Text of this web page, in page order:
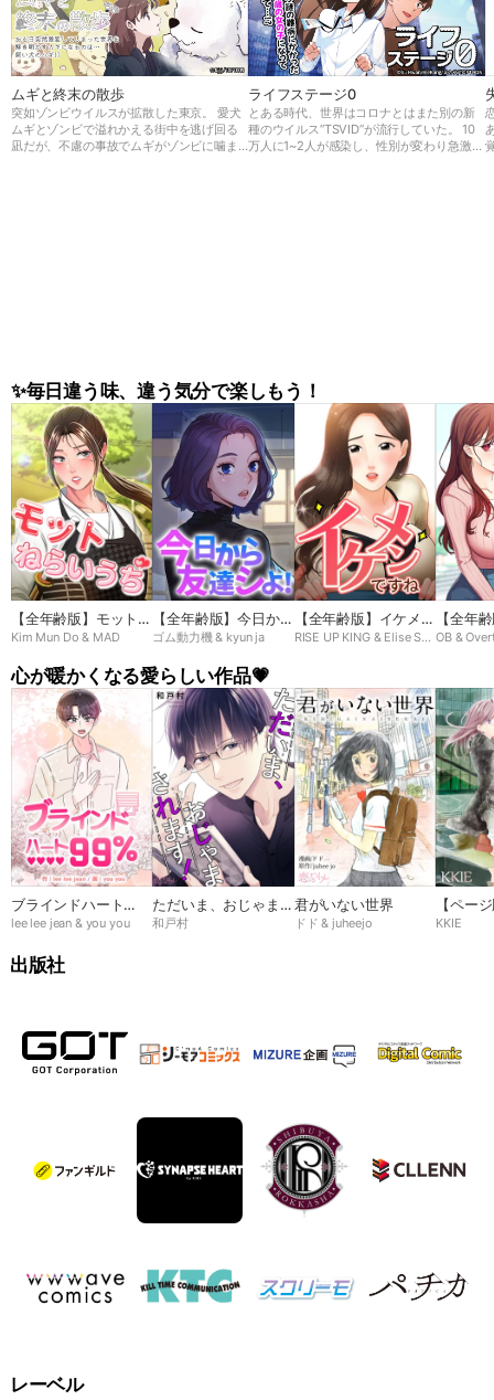
ムギと終末の散歩
突如ゾンビウイルスが拡散した東京。 愛犬
ムギとゾンビで溢れかえる街中を逃げ回る
凪だが、不慮の事故でムギがゾンビに噛ま
ライフステージ0
とある時代、世界はコロナとはまた別の新
種のウイルス“TSVID”が流行していた。 10
万人に1~2人が感染し、性別が変わり急激に
✨毎日違う味、違う気分で楽しもう！
【全年齢版】モットね
らいうち➸♡
Kim Mun Do & MAD
【全年齢版】今日から
友達シよ！
ゴム動力機 & kyun ja
【全年齢版】イケメン
ですね
RISE UP KING & Elise Shin
【全年
ン
OB &
心が暖かくなる愛らしい作品💗
ブラインドハート
99％
lee lee jean & you you
ただいま、おじゃまさ
れます！
和戸村
君がいない世界
ドド & juheejo
【ペー
夜
KKIE
出版社
レーベル